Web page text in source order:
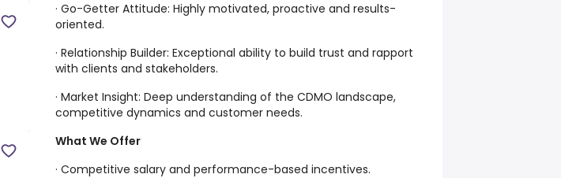
· Go-Getter Attitude: Highly motivated, proactive and results-
oriented.
· Relationship Builder: Exceptional ability to build trust and rapport
with clients and stakeholders.
· Market Insight: Deep understanding of the CDMO landscape,
competitive dynamics and customer needs.
What We Offer
· Competitive salary and performance-based incentives.